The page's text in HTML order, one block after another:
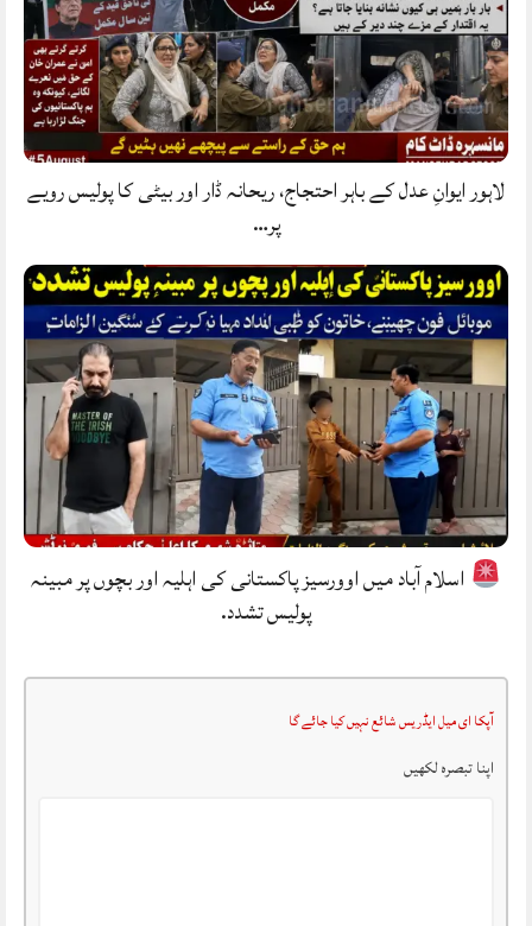
لاہور ایوانِ عدل کے باہر احتجاج، ریحانہ ڈار اور بیٹی کا پولیس رویے
پر…
اسلام آباد میں اوورسیز پاکستانی کی اہلیہ اور بچوں پر مبینہ
پولیس تشدد.
آپکا ای میل ایڈریس شائع نہیں کیا جائے گا
اپنا تبصرہ لکھیں